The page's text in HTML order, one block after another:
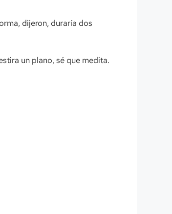
dijeron, duraría dos
un plano, sé que medita.